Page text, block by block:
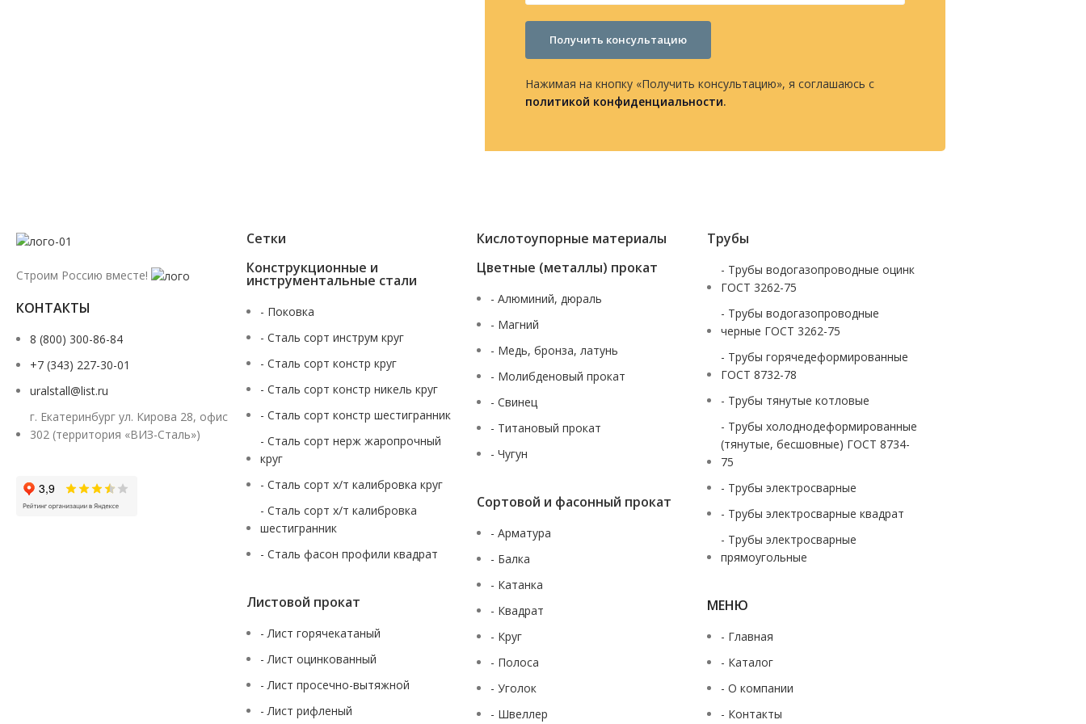
Получить консультацию
Нажимая на кнопку «Получить консультацию», я соглашаюсь с
политикой конфиденциальности.
Строим Россию вместе!
КОНТАКТЫ
8 (800) 300-86-84
+7 (343) 227-30-01
uralstall@list.ru
г. Екатеринбург ул. Кирова 28, офис
302 (территория «ВИЗ-Сталь»)
Сетки
Конструкционные и
инструментальные стали
- Поковка
- Сталь сорт инструм круг
- Сталь сорт констр круг
- Сталь сорт констр никель круг
- Сталь сорт констр шестигранник
- Сталь сорт нерж жаропрочный
круг
- Сталь сорт х/т калибровка круг
- Сталь сорт х/т калибровка
шестигранник
- Сталь фасон профили квадрат
Листовой прокат
- Лист горячекатаный
- Лист оцинкованный
- Лист просечно-вытяжной
- Лист рифленый
Кислотоупорные материалы
Цветные (металлы) прокат
- Алюминий, дюраль
- Магний
- Медь, бронза, латунь
- Молибденовый прокат
- Свинец
- Титановый прокат
- Чугун
Сортовой и фасонный прокат
- Арматура
- Балка
- Катанка
- Квадрат
- Круг
- Полоса
- Уголок
- Швеллер
Трубы
- Трубы водогазопроводные оцинк
ГОСТ 3262-75
- Трубы водогазопроводные
черные ГОСТ 3262-75
- Трубы горячедеформированные
ГОСТ 8732-78
- Трубы тянутые котловые
- Трубы холоднодеформированные
(тянутые, бесшовные) ГОСТ 8734-
75
- Трубы электросварные
- Трубы электросварные квадрат
- Трубы электросварные
прямоугольные
МЕНЮ
- Главная
- Каталог
- О компании
- Контакты